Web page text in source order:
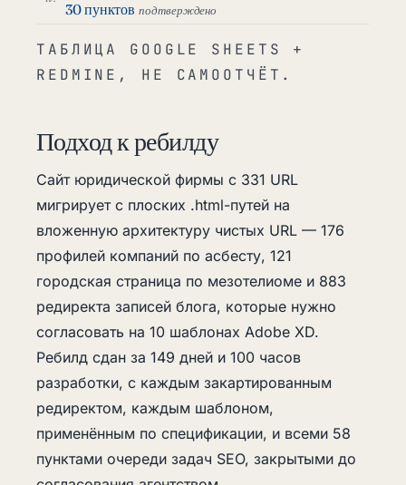
30 пунктов подтверждено
ТАБЛИЦА GOOGLE SHEETS +
REDMINE, НЕ САМООТЧЁТ.
Подход к ребилду
Сайт юридической фирмы с 331 URL
мигрирует с плоских .html-путей на
вложенную архитектуру чистых URL — 176
профилей компаний по асбесту, 121
городская страница по мезотелиоме и 883
редиректа записей блога, которые нужно
согласовать на 10 шаблонах Adobe XD.
Ребилд сдан за 149 дней и 100 часов
разработки, с каждым закартированным
редиректом, каждым шаблоном,
применённым по спецификации, и всеми 58
пунктами очереди задач SEO, закрытыми до